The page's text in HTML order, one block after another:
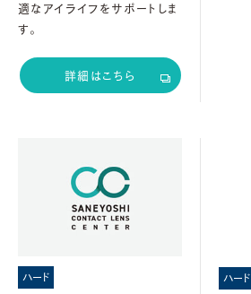
適なアイライフをサポートしま
す。
詳細はこちら
ハード ハード